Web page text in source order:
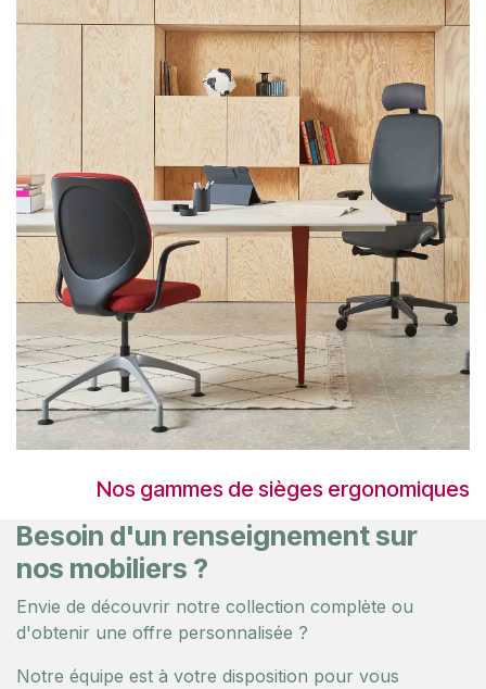
Nos gammes de sièges ergonomiques
Besoin d'un renseignement sur
nos mobiliers ?
Envie de découvrir notre collection complète ou
d'obtenir une offre personnalisée ?
Notre équipe est à votre disposition pour vous